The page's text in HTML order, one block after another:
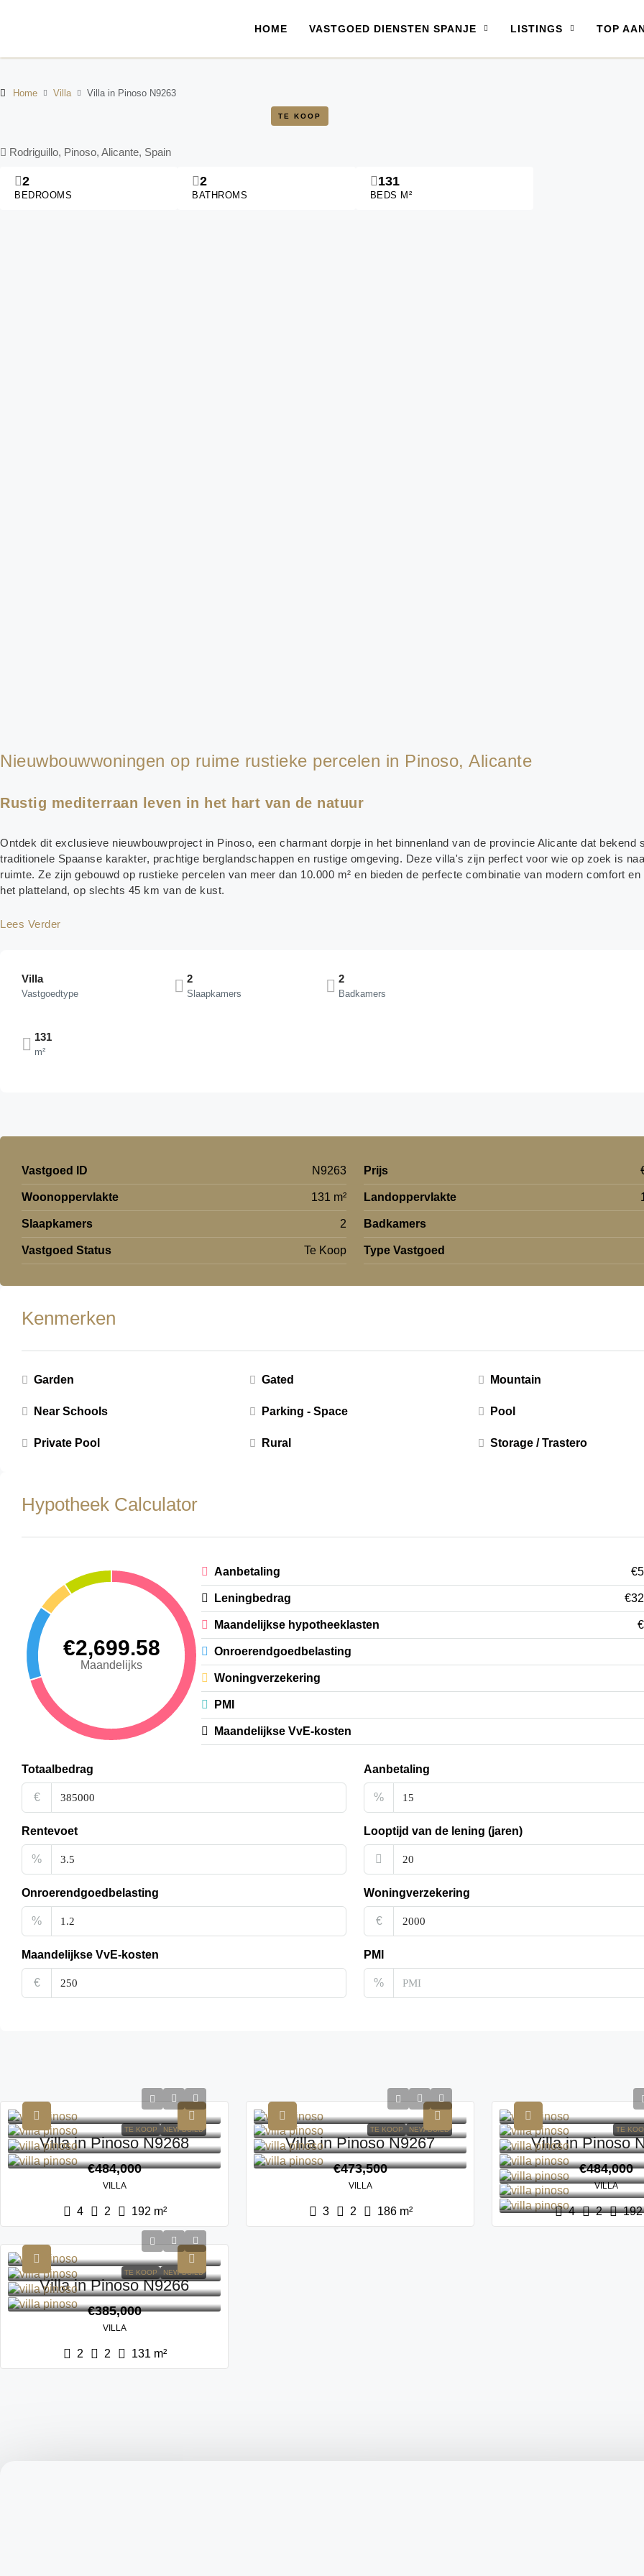
HOME VASTGOED DIENSTEN SPANJE LISTINGS TOP
Home Villa Villa in Pinoso N9263
TE KOOP
Rodriguillo, Pinoso, Alicante, Spain
BEDROOMS
2
BATHROMS
2
BEDS M²
131
Nieuwbouwwoningen op ruime rustieke percelen in Pinoso, Alicante
Rustig mediterraan leven in het hart van de natuur
Ontdek dit exclusieve nieuwbouwproject in Pinoso, een charmant dorpje in het binnenland van de provincie Alicante dat bekend
traditionele Spaanse karakter, prachtige berglandschappen en rustige omgeving. Deze villa's zijn perfect voor wie op zoek is
ruimte. Ze zijn gebouwd op rustieke percelen van meer dan 10.000 m² en bieden de perfecte combinatie van modern comfort en
het platteland, op slechts 45 km van de kust.
Lees Verder
Villa
Vastgoedtype
2
Slaapkamers
2
Badkamers
131
m²
Vastgoed ID N9263 Prijs
Woonoppervlakte 131 m² Landoppervlakte
Slaapkamers 2 Badkamers
Vastgoed Status Te Koop Type Vastgoed
Kenmerken
Garden Gated Mountain
Near Schools Parking - Space Pool
Private Pool Rural Storage / Trastero
Hypotheek Calculator
€2,699.58
Maandelijks
Aanbetaling
Leningbedrag
Maandelijkse hypotheeklasten
Onroerendgoedbelasting
Woningverzekering
PMI
Maandelijkse VvE-kosten
Totaalbedrag
€
Aanbetaling
%
Rentevoet
%
Looptijd van de lening (jaren)
Onroerendgoedbelasting
%
Woningverzekering
€
Maandelijkse VvE-kosten
€
PMI
%
TE KOOP NEW BUILD
Villa in Pinoso N9268
€484,000
VILLA
4 2 192 m²
TE KOOP NEW BUILD
Villa in Pinoso N9267
€473,500
VILLA
3 2 186 m²
TE
Villa in Pinoso
€484,000
VILLA
4 2 192
TE KOOP NEW BUILD
Villa in Pinoso N9266
€385,000
VILLA
2 2 131 m²